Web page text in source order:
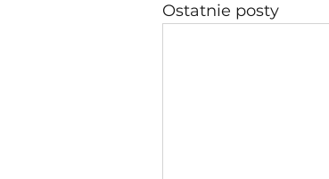
Ostatnie posty